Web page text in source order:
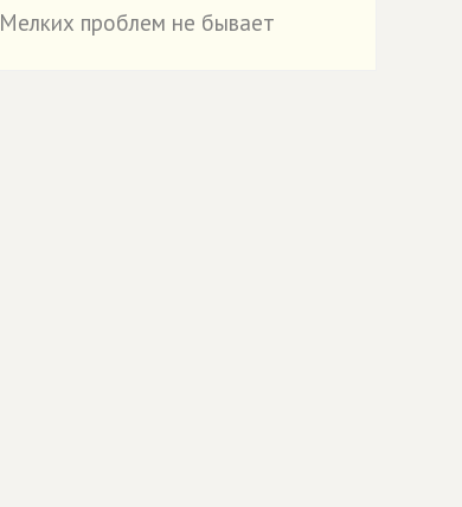
Мелких проблем не бывает